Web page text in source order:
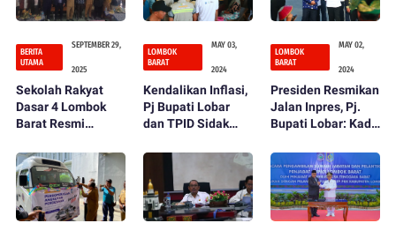
BERITA
UTAMA
SEPTEMBER 29,
2025
Sekolah Rakyat
Dasar 4 Lombok
Barat Resmi
Tegaskan
Komitmen Perluas
Akses Pendidikan
LOMBOK
BARAT
MAY 03,
2024
Kendalikan Inflasi,
Pj Bupati Lobar
dan TPID Sidak
LOMBOK
BARAT
MAY 02,
2024
Presiden Resmikan
Jalan Inpres, Pj.
Bupati Lobar: Kado
66 Lombok Barat